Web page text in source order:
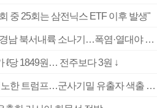
중 25회는 삼전닉스 ETF 이후 발생"
부산 울산 경남 구름 많고 경남 북서내륙 소나기…폭염·열대야 계속
ℓ당 1849원… 전주보다 3원 ↓
‘탄약 부족 사태’ 보도에 격노한 트럼프…군사기밀 유출자 색출 지시